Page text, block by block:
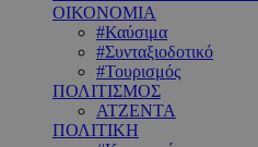
ΟΙΚΟΝΟΜΙΑ
#Καύσιμα
#Συνταξιοδοτικό
#Τουρισμός
ΠΟΛΙΤΙΣΜΟΣ
ΑΤΖΕΝΤΑ
ΠΟΛΙΤΙΚΗ